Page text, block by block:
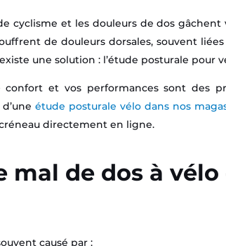
cyclisme et les douleurs de dos gâchent
de douleurs dorsales, souvent
une solution : l’étude posturale pour
confort et vos performances sont des
étude posturale vélo dans nos
directement en ligne.
mal de dos à vélo
causé par :